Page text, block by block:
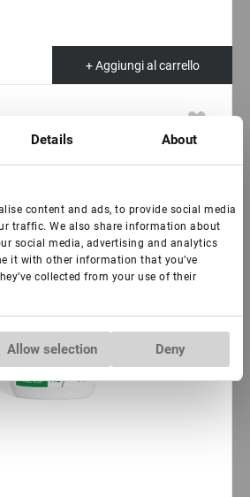
Details About
content and ads, to provide social media
traffic. We also share information about
social media, advertising and analytics
it with other information that you’ve
collected from your use of their
Allow selection Deny
+ Aggiungi al carrello